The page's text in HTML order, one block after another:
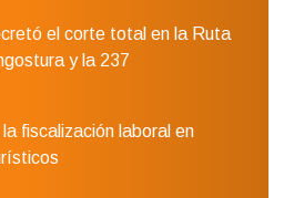
el corte total en la Ruta
y la 237
fiscalización laboral en